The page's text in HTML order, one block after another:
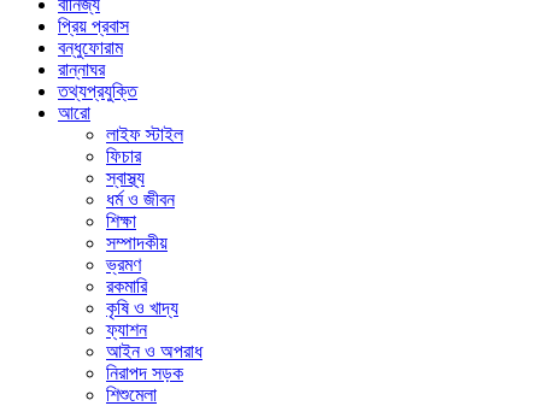
বানিজ্য
প্রিয় প্রবাস
বন্ধুফোরাম
রান্নাঘর
তথ্যপ্রযুক্তি
আরো
লাইফ স্টাইল
ফিচার
স্বাস্থ্য
ধর্ম ও জীবন
শিক্ষা
সম্পাদকীয়
ভ্রমণ
রকমারি
কৃষি ও খাদ্য
ফ্যাশন
আইন ও অপরাধ
নিরাপদ সড়ক
শিশুমেলা